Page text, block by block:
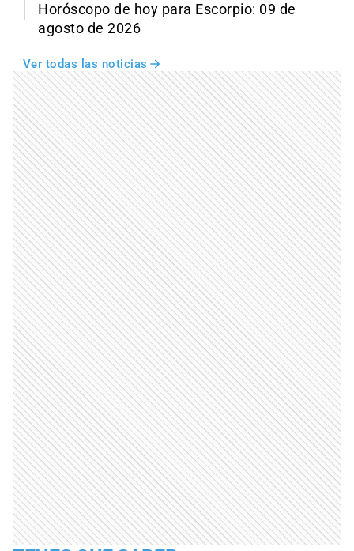
Horóscopo de hoy para Escorpio: 09 de
agosto de 2026
Ver todas las noticias